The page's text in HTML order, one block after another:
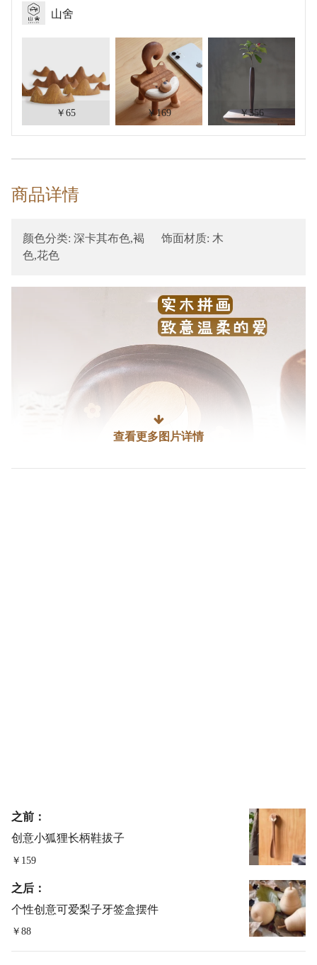
山舍
￥65 ￥169 ￥556
商品详情
颜色分类: 深卡其布色,褐
色,花色
饰面材质: 木
↓
查看更多图片详情
之前：
创意小狐狸长柄鞋拔子
￥159
之后：
个性创意可爱梨子牙签盒摆件
￥88